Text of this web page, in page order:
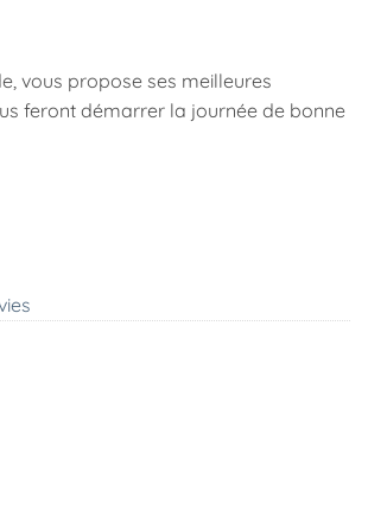
vous propose ses meilleures
feront démarrer la journée de bonne